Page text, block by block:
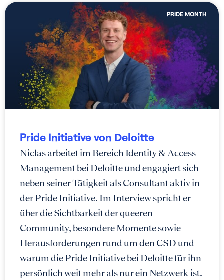
PRIDE MONTH
Pride Initiative von Deloitte
Niclas arbeitet im Bereich Identity & Access
Management bei Deloitte und engagiert sich
neben seiner Tätigkeit als Consultant aktiv in
der Pride Initiative. Im Interview spricht er
über die Sichtbarkeit der queeren
Community, besondere Momente sowie
Herausforderungen rund um den CSD und
warum die Pride Initiative bei Deloitte für ihn
persönlich weit mehr als nur ein Netzwerk ist.